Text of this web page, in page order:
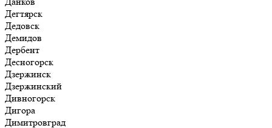
Дегтярск
Дедовск
Демидов
Дербент
Десногорск
Дзержинск
Дзержинский
Дивногорск
Дигора
Димитровград